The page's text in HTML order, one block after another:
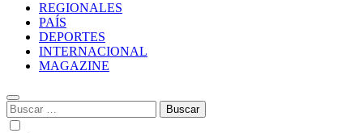
REGIONALES
PAÍS
DEPORTES
INTERNACIONAL
MAGAZINE
Buscar: